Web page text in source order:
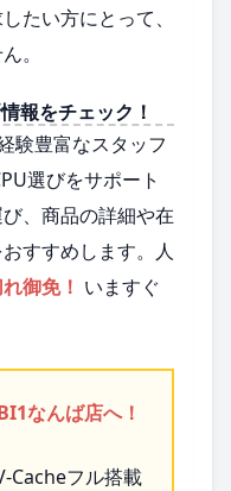
たい方にとって、
。
報をチェック！
験豊富なスタッフ
選びをサポート
、商品の詳細や在
すすめします。人
御免！ いますぐ
なんば店へ！
Cacheフル搭載